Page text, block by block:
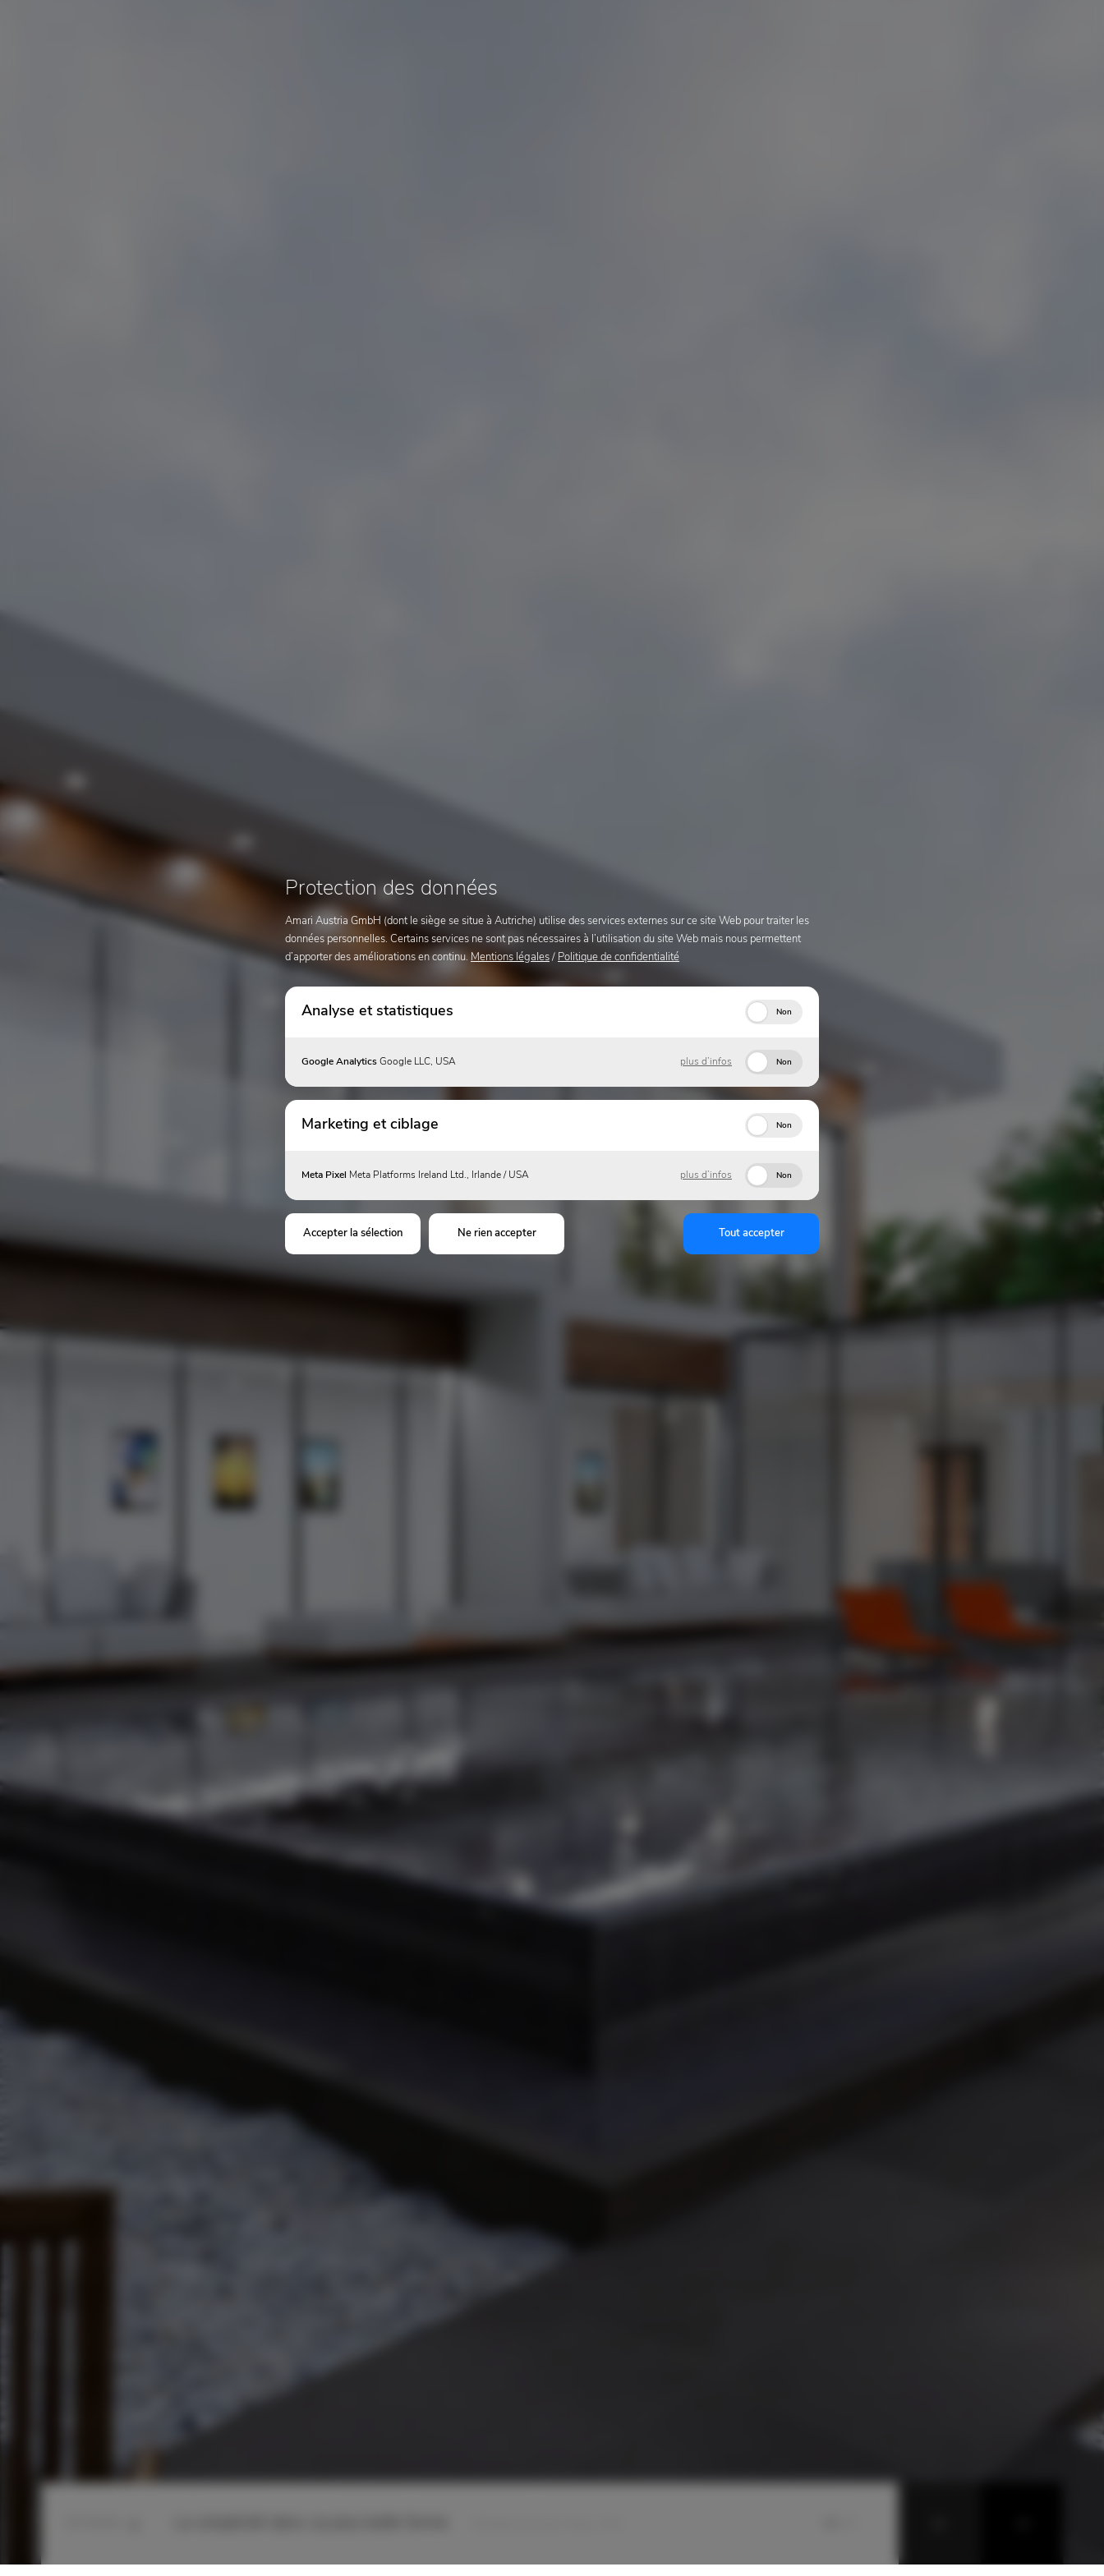
Protection des données
Amari Austria GmbH (dont le siège se situe à Autriche) utilise des services externes sur ce site Web pour traiter les
données personnelles. Certains services ne sont pas nécessaires à l’utilisation du site Web mais nous permettent
d’apporter des améliorations en continu. Mentions légales / Politique de confidentialité
Analyse et statistiques Non
Google Analytics Google LLC, USA plus d’infos Non
Marketing et ciblage Non
Meta Pixel Meta Platforms Ireland Ltd., Irlande / USA plus d’infos Non
Accepter la sélection Ne rien accepter Tout accepter